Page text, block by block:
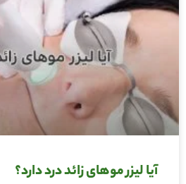
آیا لیزر موهای زائد درد دارد؟